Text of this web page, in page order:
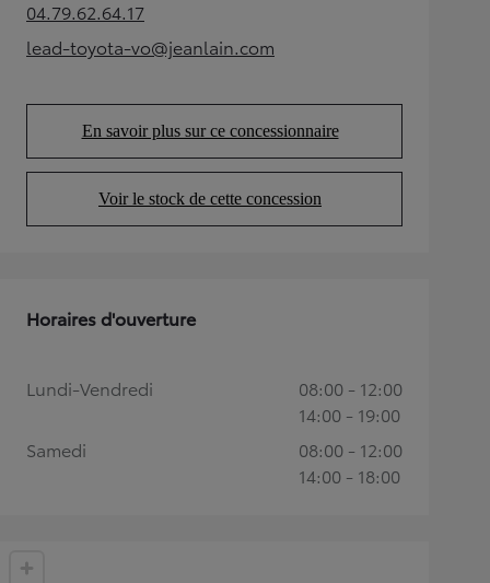
04.79.62.64.17(Opens in new tab)
lead-toyota-vo@jeanlain.com
(Opens in new tab)
En savoir plus sur ce concessionnaire
(Opens in new tab)
Voir le stock de cette concession
(Opens in new tab)
Horaires d'ouverture
Lundi-Vendredi
08:00 - 12:00
14:00 - 19:00
Samedi
08:00 - 12:00
14:00 - 18:00